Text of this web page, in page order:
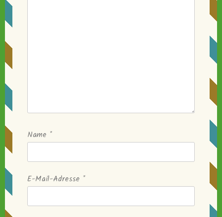
Name *
E-Mail-Adresse *